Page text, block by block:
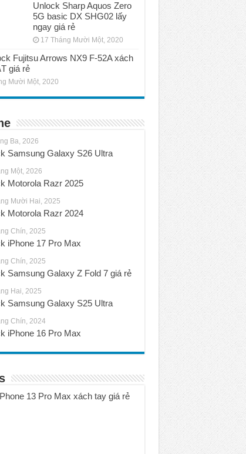
Unlock Sharp Aquos Zero
5G basic DX SHG02 lấy
ngay giá rẻ
17 Tháng Mười Một, 2020
Fujitsu Arrows NX9 F-52A xách
giá rẻ
Mười Một, 2020
Ba, 2026
Samsung Galaxy S26 Ultra
Một, 2026
Motorola Razr 2025
Mười Hai, 2025
Motorola Razr 2024
Chín, 2025
iPhone 17 Pro Max
Chín, 2025
Samsung Galaxy Z Fold 7 giá rẻ
Hai, 2025
Samsung Galaxy S25 Ultra
Chín, 2024
iPhone 16 Pro Max
13 Pro Max xách tay giá rẻ